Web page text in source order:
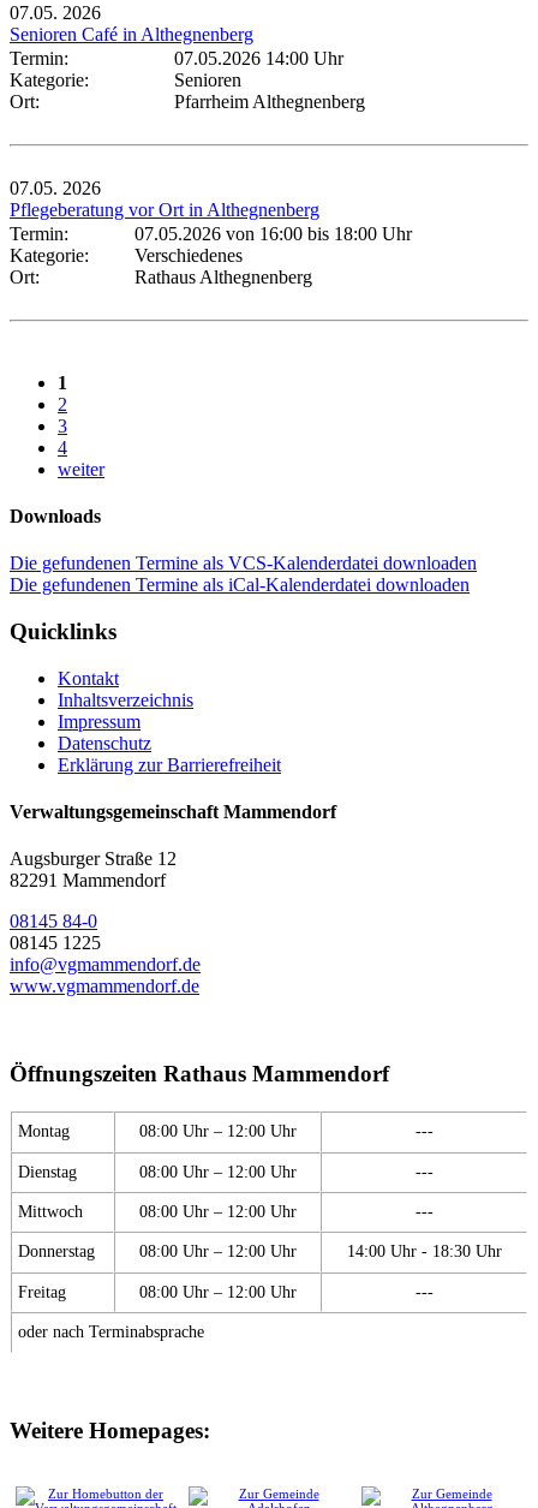
07.05. 2026
Senioren Café in Althegnenberg
Termin:
07.05.2026 14:00 Uhr
Kategorie:
Senioren
Ort:
Pfarrheim Althegnenberg
07.05. 2026
Pflegeberatung vor Ort in Althegnenberg
Termin:
07.05.2026 von 16:00 bis 18:00 Uhr
Kategorie:
Verschiedenes
Ort:
Rathaus Althegnenberg
1
2
3
4
weiter
Downloads
Die gefundenen Termine als VCS-Kalenderdatei downloaden
Die gefundenen Termine als iCal-Kalenderdatei downloaden
Quicklinks
Kontakt
Inhaltsverzeichnis
Impressum
Datenschutz
Erklärung zur Barrierefreiheit
Verwaltungsgemeinschaft Mammendorf
Augsburger Straße 12
82291 Mammendorf
08145 84-0
08145 1225
info@vgmammendorf.de
www.vgmammendorf.de
Öffnungszeiten Rathaus Mammendorf
Montag 08:00 Uhr – 12:00 Uhr ---
Dienstag 08:00 Uhr – 12:00 Uhr ---
Mittwoch 08:00 Uhr – 12:00 Uhr ---
Donnerstag 08:00 Uhr – 12:00 Uhr 14:00 Uhr - 18:30 Uhr
Freitag 08:00 Uhr – 12:00 Uhr ---
oder nach Terminabsprache
Weitere Homepages: